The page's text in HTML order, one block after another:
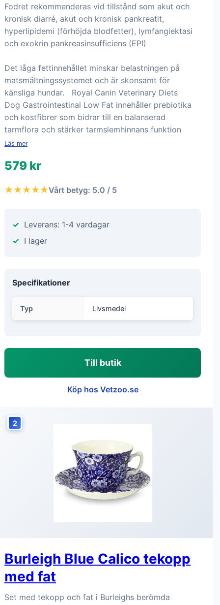
Fodret rekommenderas vid tillstånd som akut och
kronisk diarré, akut och kronisk pankreatit,
hyperlipidemi (förhöjda blodfetter), lymfangiektasi
och exokrin pankreasinsufficiens (EPI)
Det låga fettinnehållet minskar belastningen på
matsmältningssystemet och är skonsamt för
känsliga hundar. Royal Canin Veterinary Diets
Dog Gastrointestinal Low Fat innehåller prebiotika
och kostfibrer som bidrar till en balanserad
tarmflora och stärker tarmslemhinnans funktion
Läs mer
579 kr
★★★★★Vårt betyg: 5.0 / 5
Leverans: 1-4 vardagar
I lager
Specifikationer
Typ Livsmedel
Till butik
Köp hos Vetzoo.se
2
Burleigh Blue Calico tekopp
med fat
Set med tekopp och fat i Burleighs berömda